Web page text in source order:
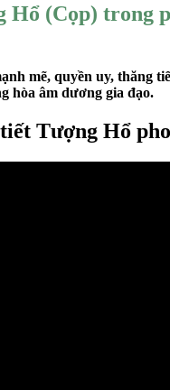
Hổ (Cọp) trong
mẽ, quyền uy, thăng
hòa âm dương gia đạo.
Tượng Hổ